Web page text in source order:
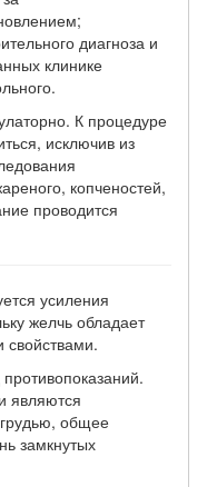
диагноза и
клинике
К процедуре
исключив из
копченостей,
проводится
усиления
желчь обладает
являются
общее
замкнутых